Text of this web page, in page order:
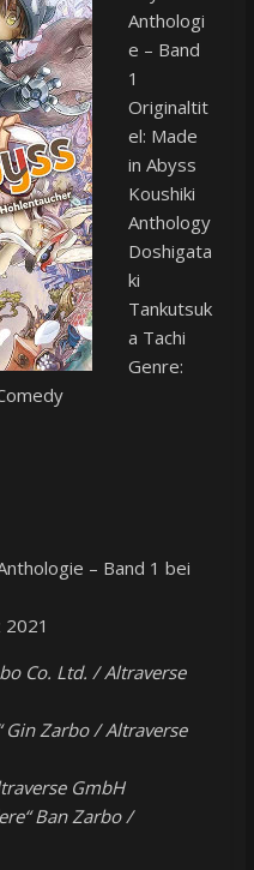
Anthologi
e – Band
1
Originaltit
el: Made
in Abyss
Koushiki
Anthology
Doshigata
ki
Tankutsuk
a Tachi
Genre:
– Band 1 bei
Co. Ltd. / Altraverse
Zarbo / Altraverse
GmbH
Ban Zarbo /